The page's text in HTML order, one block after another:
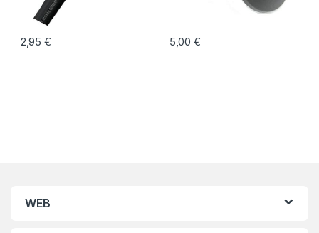
2,95€ 5,00€
Este producto tiene múltiples
WEB